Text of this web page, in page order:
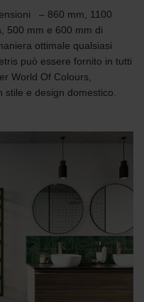
– 860 mm, 1100
500 mm e 600 mm di
ottimale qualsiasi
può essere fornito in tutti
World Of Colours,
e design domestico.